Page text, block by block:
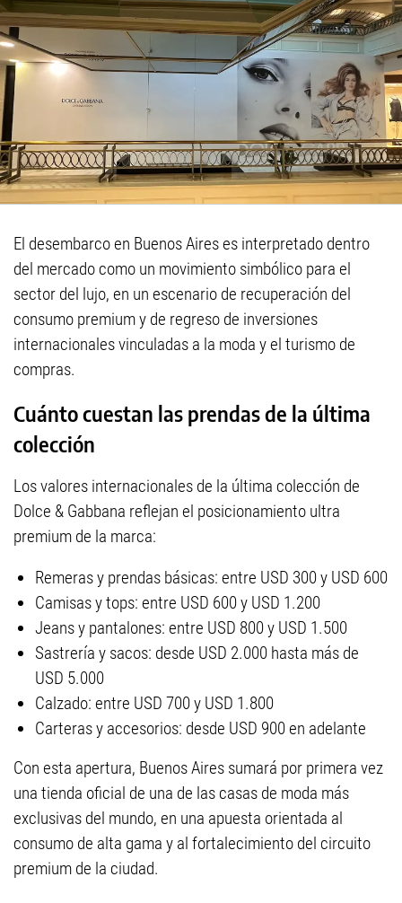
El desembarco en Buenos Aires es interpretado dentro
del mercado como un movimiento simbólico para el
sector del lujo, en un escenario de recuperación del
consumo premium y de regreso de inversiones
internacionales vinculadas a la moda y el turismo de
compras.
Cuánto cuestan las prendas de la última
colección
Los valores internacionales de la última colección de
Dolce & Gabbana reflejan el posicionamiento ultra
premium de la marca:
Remeras y prendas básicas: entre USD 300 y USD 600
Camisas y tops: entre USD 600 y USD 1.200
Jeans y pantalones: entre USD 800 y USD 1.500
Sastrería y sacos: desde USD 2.000 hasta más de
USD 5.000
Calzado: entre USD 700 y USD 1.800
Carteras y accesorios: desde USD 900 en adelante
Con esta apertura, Buenos Aires sumará por primera vez
una tienda oficial de una de las casas de moda más
exclusivas del mundo, en una apuesta orientada al
consumo de alta gama y al fortalecimiento del circuito
premium de la ciudad.